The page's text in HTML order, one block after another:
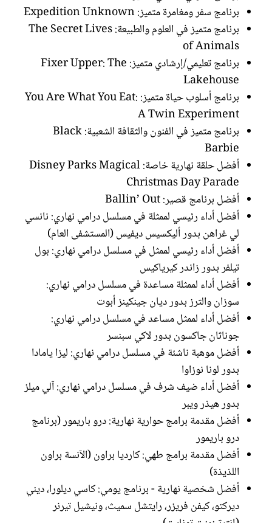
برنامج سفر ومغامرة متميز: Expedition Unknown
برنامج متميز في العلوم والطبيعة: The Secret Lives
of Animals
برنامج تعليمي/إرشادي متميز: Fixer Upper: The
Lakehouse
برنامج أسلوب حياة متميز: You Are What You Eat:
A Twin Experiment
برنامج متميز في الفنون والثقافة الشعبية: Black
Barbie
أفضل حلقة نهارية خاصة: Disney Parks Magical
Christmas Day Parade
أفضل برنامج قصير: Ballin’ Out
أفضل أداء رئيسي لممثلة في مسلسل درامي نهاري: نانسي
لي غراهن بدور أليكسيس ديفيس (المستشفى العام)
أفضل أداء رئيسي لممثل في مسلسل درامي نهاري: بول
تيلفر بدور زاندر كيرياكيس
أفضل أداء لممثلة مساعدة في مسلسل درامي نهاري:
سوزان والترز بدور ديان جينكينز أبوت
أفضل أداء لممثل مساعد في مسلسل درامي نهاري:
جوناثان جاكسون بدور لاكي سبنسر
أفضل موهبة ناشئة في مسلسل درامي نهاري: ليزا يامادا
بدور لونا نوزاوا
أفضل أداء ضيف شرف في مسلسل درامي نهاري: آلي ميلز
بدور هيذر ويبر
أفضل مقدمة برامج حوارية نهارية: درو باريمور (برنامج
درو باريمور
أفضل مقدمة برامج طهي: كارديا براون (الآنسة براون
اللذيذة)
أفضل شخصية نهارية - برنامج يومي: كاسي ديلورا، ديني
ديركتو، كيفن فريزر، رايتشل سميث، ونيشيل تيرنر